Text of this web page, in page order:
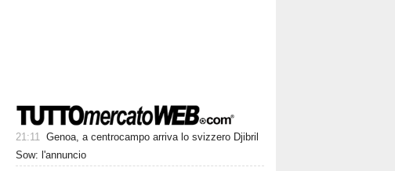
21:11 Genoa, a centrocampo arriva lo svizzero Djibril
Sow: l'annuncio